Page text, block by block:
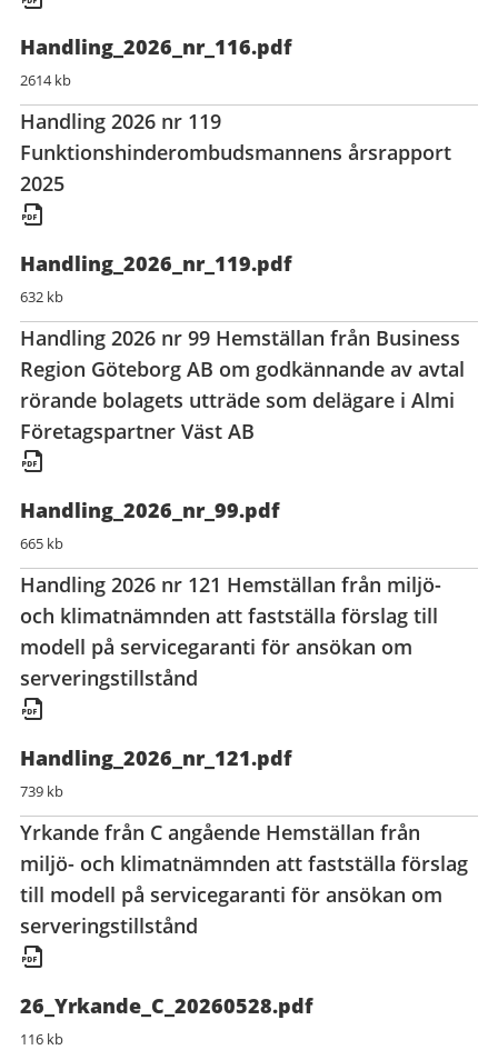
Handling_2026_nr_116.pdf
2614 kb
Handling 2026 nr 119
Funktionshinderombudsmannens årsrapport
2025
Handling_2026_nr_119.pdf
632 kb
Handling 2026 nr 99 Hemställan från Business
Region Göteborg AB om godkännande av avtal
rörande bolagets utträde som delägare i Almi
Företagspartner Väst AB
Handling_2026_nr_99.pdf
665 kb
Handling 2026 nr 121 Hemställan från miljö-
och klimatnämnden att fastställa förslag till
modell på servicegaranti för ansökan om
serveringstillstånd
Handling_2026_nr_121.pdf
739 kb
Yrkande från C angående Hemställan från
miljö- och klimatnämnden att fastställa förslag
till modell på servicegaranti för ansökan om
serveringstillstånd
26_Yrkande_C_20260528.pdf
116 kb